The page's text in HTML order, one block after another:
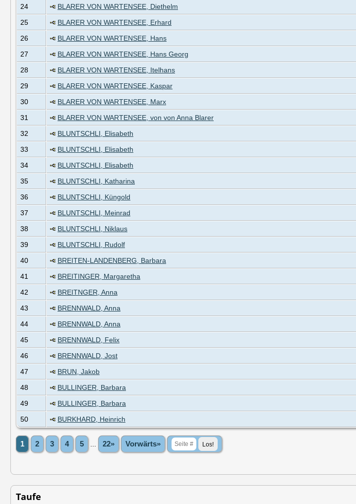
24
BLARER VON WARTENSEE, Diethelm
25
BLARER VON WARTENSEE, Erhard
26
BLARER VON WARTENSEE, Hans
27
BLARER VON WARTENSEE, Hans Georg
28
BLARER VON WARTENSEE, Itelhans
29
BLARER VON WARTENSEE, Kaspar
30
BLARER VON WARTENSEE, Marx
31
BLARER VON WARTENSEE, von von Anna Blarer
32
BLUNTSCHLI, Elisabeth
33
BLUNTSCHLI, Elisabeth
34
BLUNTSCHLI, Elisabeth
35
BLUNTSCHLI, Katharina
36
BLUNTSCHLI, Küngold
37
BLUNTSCHLI, Meinrad
38
BLUNTSCHLI, Niklaus
39
BLUNTSCHLI, Rudolf
40
BREITEN-LANDENBERG, Barbara
41
BREITINGER, Margaretha
42
BREITNGER, Anna
43
BRENNWALD, Anna
44
BRENNWALD, Anna
45
BRENNWALD, Felix
46
BRENNWALD, Jost
47
BRUN, Jakob
48
BULLINGER, Barbara
49
BULLINGER, Barbara
50
BURKHARD, Heinrich
1 2 3 4 5 22» Vorwärts»
Taufe